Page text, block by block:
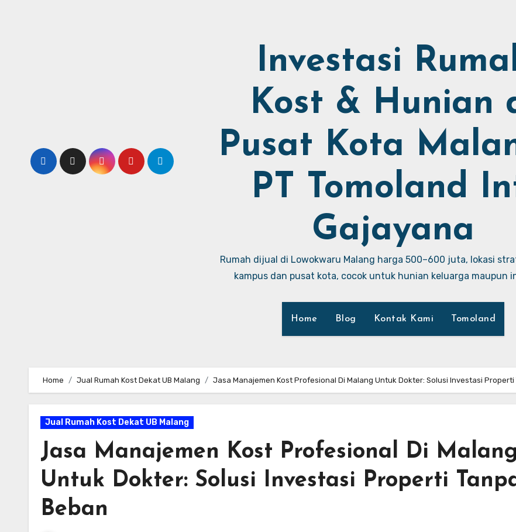
Investasi
Kost & Hunian
Pusat Kota
PT Tomoland
Gajayana
Rumah dijual di Lowokwaru Malang harga 500–600 juta, lokasi
kampus dan pusat kota, cocok untuk hunian keluarga maupun
Home Blog Kontak Kami Tomoland
Home Jual Rumah Kost Dekat UB Malang Jasa Manajemen Kost Profesional Di Malang Untuk Dokter: Solusi Investasi Properti
Jual Rumah Kost Dekat UB Malang
Jasa Manajemen Kost Profesional Di Malang
Untuk Dokter: Solusi Investasi Properti
Beban